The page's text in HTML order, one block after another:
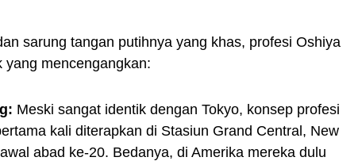
sarung tangan putihnya yang khas, profesi Oshiya
yang mencengangkan:
Meski sangat identik dengan Tokyo, konsep profesi
kali diterapkan di Stasiun Grand Central, New
abad ke-20. Bedanya, di Amerika mereka dulu